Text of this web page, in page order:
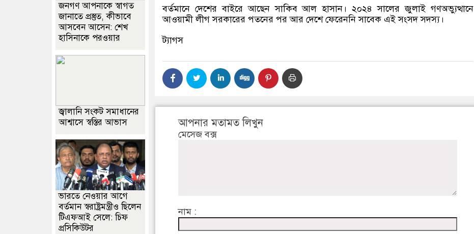
বর্তমানে দেশের বাইরে আছেন সাকিব আল হাসান। ২০২৪ সালের জুলাই গণঅভ্যুত্থানে
আওয়ামী লীগ সরকারের পতনের পর আর দেশে ফেরেননি সাবেক এই সংসদ সদস্য।
ট্যাগস
আপনার মতামত লিখুন
মেসেজ বক্স
নাম :
জনগণ আপনাকে স্বাগত
জানাতে প্রস্তুত, কীভাবে
আসবেন আসেন: শেখ
হাসিনাকে পরওয়ার
জ্বালানি সংকট সমাধানের
আশ্বাসে স্বস্তির আভাস
ভারতে নেওয়ার আগে
বর্তমান স্বরাষ্ট্রমন্ত্রীও ছিলেন
টিএফআই সেলে: চিফ
প্রসিকিউটর